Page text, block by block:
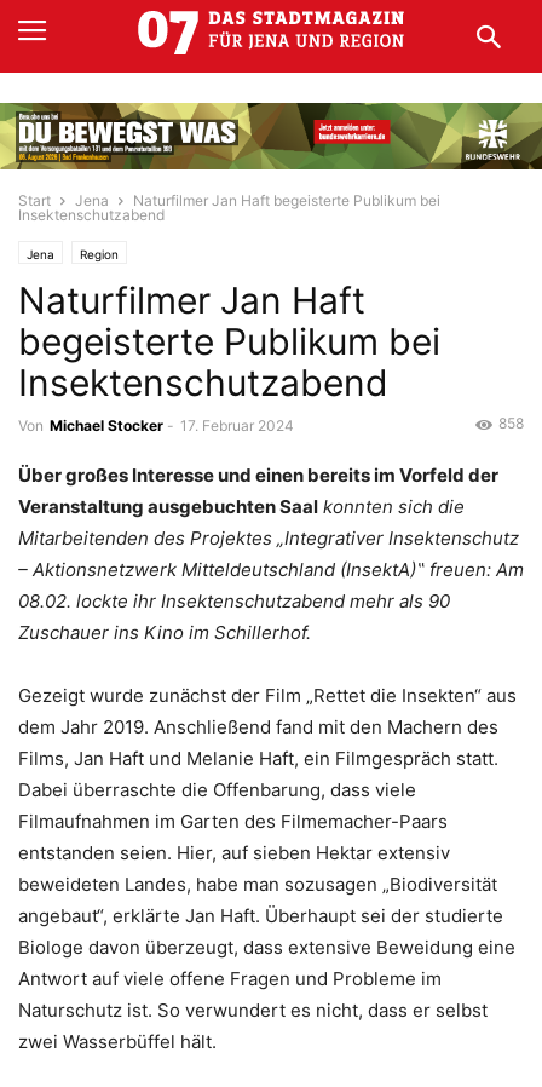
Start Jena
Naturfilmer Jan Haft begeisterte Publikum bei
Insektenschutzabend
Jena Region
Naturfilmer Jan Haft
begeisterte Publikum bei
Insektenschutzabend
Von Michael Stocker - 17. Februar 2024 858
Über großes Interesse und einen bereits im Vorfeld der
Veranstaltung ausgebuchten Saal konnten sich die
Mitarbeitenden des Projektes „Integrativer Insektenschutz
– Aktionsnetzwerk Mitteldeutschland (InsektA)‟ freuen: Am
08.02. lockte ihr Insektenschutzabend mehr als 90
Zuschauer ins Kino im Schillerhof.
Gezeigt wurde zunächst der Film „Rettet die Insekten“ aus
dem Jahr 2019. Anschließend fand mit den Machern des
Films, Jan Haft und Melanie Haft, ein Filmgespräch statt.
Dabei überraschte die Offenbarung, dass viele
Filmaufnahmen im Garten des Filmemacher-Paars
entstanden seien. Hier, auf sieben Hektar extensiv
beweideten Landes, habe man sozusagen „Biodiversität
angebaut“, erklärte Jan Haft. Überhaupt sei der studierte
Biologe davon überzeugt, dass extensive Beweidung eine
Antwort auf viele offene Fragen und Probleme im
Naturschutz ist. So verwundert es nicht, dass er selbst
zwei Wasserbüffel hält.